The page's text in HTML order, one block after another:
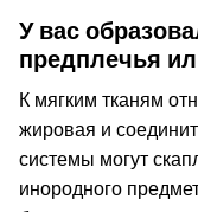
У вас
предплечья
К мягким тканям
жировая и
системы могут
инородного